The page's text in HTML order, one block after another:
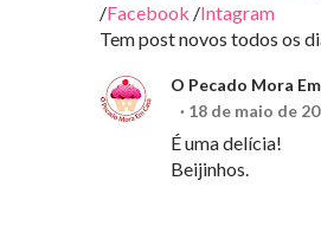
/Facebook /Intagram
Tem post novos todos os
O Pecado Mora
18 de maio de
É uma delícia!
Beijinhos.